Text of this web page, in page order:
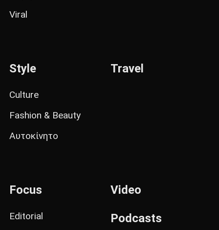
Viral
Style
Culture
Fashion & Beauty
Αυτοκίνητο
Travel
Focus
Editorial
Video
Podcasts